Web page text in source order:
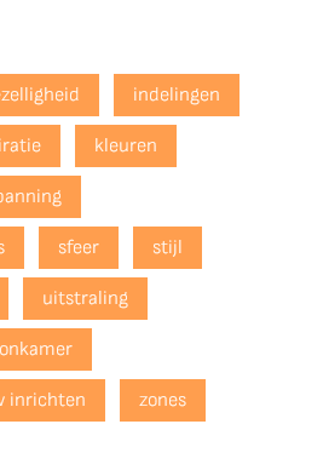
indelingen
kleuren
sfeer stijl
uitstraling
inrichten zones